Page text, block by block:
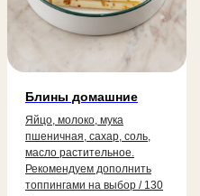
Блины домашние
Яйцо, молоко, мука
пшеничная, сахар, соль,
масло растительное.
Рекомендуем дополнить
топпингами на выбор / 130